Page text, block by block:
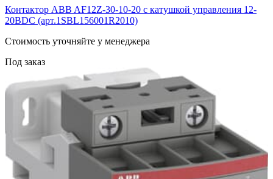
Контактор ABB AF12Z-30-10-20 с катушкой управления 12-
20BDC (арт.1SBL156001R2010)
Cтоимость уточняйте у менеджера
Под заказ